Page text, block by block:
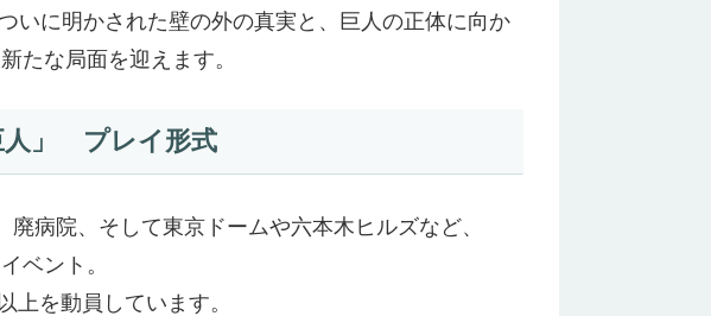
いに明かされた壁の外の真実と、巨人の正体に向か
たな局面を迎えます。
人」 プレイ形式
病院、そして東京ドームや六本木ヒルズなど、
ベント。
上を動員しています。